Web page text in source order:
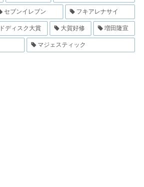
セブンイレブン フキアレナサイ
ディスク大賞 大賀好修 増田隆宣
マジェスティック